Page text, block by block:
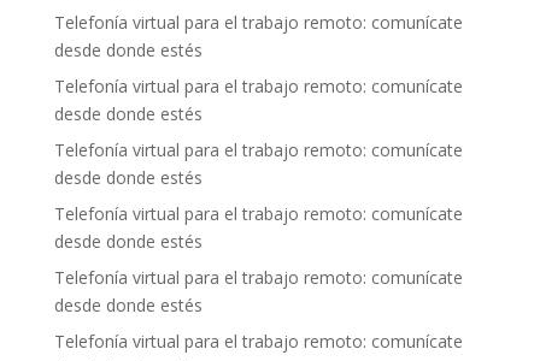
Telefonía virtual para el trabajo remoto: comunícate
desde donde estés
Telefonía virtual para el trabajo remoto: comunícate
desde donde estés
Telefonía virtual para el trabajo remoto: comunícate
desde donde estés
Telefonía virtual para el trabajo remoto: comunícate
desde donde estés
Telefonía virtual para el trabajo remoto: comunícate
desde donde estés
Telefonía virtual para el trabajo remoto: comunícate